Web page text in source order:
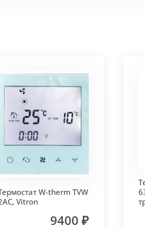
покрытием чёрного цвета.
- золото, бронза, чёрный,
решетки - 13мм.Может быть
W-therm TVW
Vitron
9400 ₽